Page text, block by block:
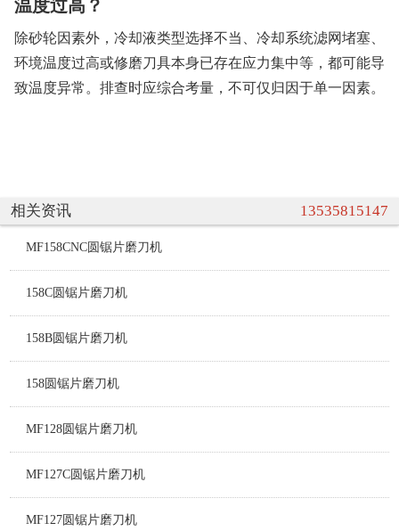
温度过高？
除砂轮因素外，冷却液类型选择不当、冷却系统滤网堵塞、
环境温度过高或修磨刀具本身已存在应力集中等，都可能导
致温度异常。排查时应综合考量，不可仅归因于单一因素。
相关资讯 13535815147
MF158CNC圆锯片磨刀机
158C圆锯片磨刀机
158B圆锯片磨刀机
158圆锯片磨刀机
MF128圆锯片磨刀机
MF127C圆锯片磨刀机
MF127圆锯片磨刀机